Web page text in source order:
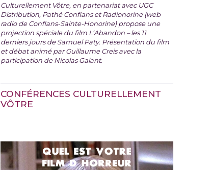
Culturellement Vôtre, en partenariat avec UGC
Distribution, Pathé Conflans et Radionorine (web
radio de Conflans-Sainte-Honorine) propose une
projection spéciale du film L’Abandon – les 11
derniers jours de Samuel Paty. Présentation du film
et débat animé par Guillaume Creis avec la
participation de Nicolas Galant.
CONFÉRENCES CULTURELLEMENT
VÔTRE